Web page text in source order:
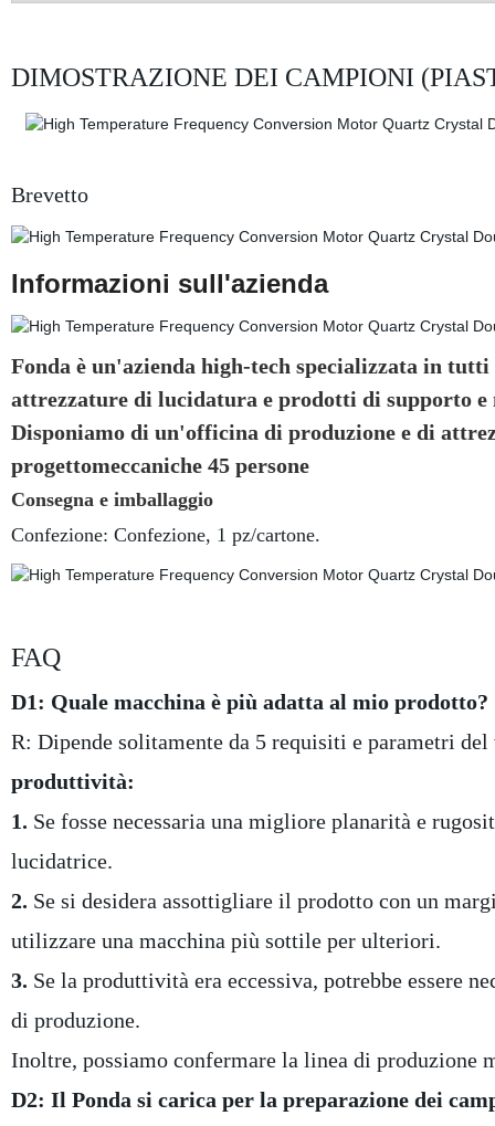
DIMOSTRAZIONE DEI CAMPIONI
Brevetto
Informazioni sull'azienda
Fonda è un'azienda high-tech specializzata in
attrezzature di lucidatura e prodotti di supporto e
Disponiamo di un'officina di produzione e di
progettomeccaniche 45 persone
Consegna e imballaggio
Confezione: Confezione, 1 pz/cartone.
FAQ
D1: Quale macchina è più adatta al mio prodotto?
R: Dipende solitamente da 5 requisiti e parametri
produttività:
1. Se fosse necessaria una migliore planarità e
lucidatrice.
2. Se si desidera assottigliare il prodotto con un
utilizzare una macchina più sottile per ulteriori.
3. Se la produttività era eccessiva, potrebbe essere
di produzione.
Inoltre, possiamo confermare la linea di produzione
D2: Il Ponda si carica per la preparazione dei